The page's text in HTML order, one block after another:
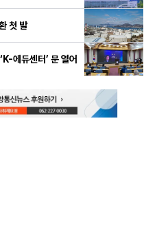
첫 발
에듀센터’ 문 열어